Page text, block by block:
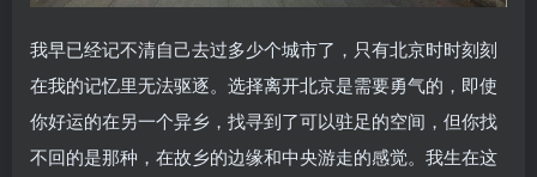
我早已经记不清自己去过多少个城市了，只有北京时时刻刻
在我的记忆里无法驱逐。选择离开北京是需要勇气的，即使
你好运的在另一个异乡，找寻到了可以驻足的空间，但你找
不回的是那种，在故乡的边缘和中央游走的感觉。我生在这